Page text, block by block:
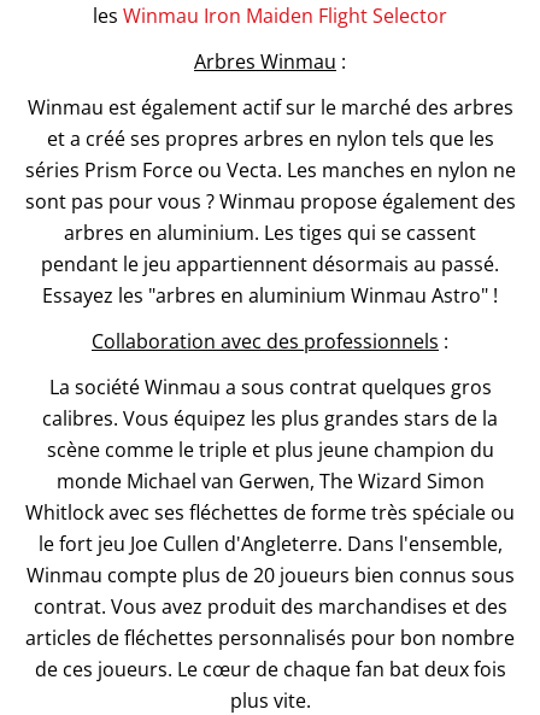
les Winmau Iron Maiden Flight Selector
Arbres Winmau :
Winmau est également actif sur le marché des arbres
et a créé ses propres arbres en nylon tels que les
séries Prism Force ou Vecta. Les manches en nylon ne
sont pas pour vous ? Winmau propose également des
arbres en aluminium. Les tiges qui se cassent
pendant le jeu appartiennent désormais au passé.
Essayez les "arbres en aluminium Winmau Astro" !
Collaboration avec des professionnels :
La société Winmau a sous contrat quelques gros
calibres. Vous équipez les plus grandes stars de la
scène comme le triple et plus jeune champion du
monde Michael van Gerwen, The Wizard Simon
Whitlock avec ses fléchettes de forme très spéciale ou
le fort jeu Joe Cullen d'Angleterre. Dans l'ensemble,
Winmau compte plus de 20 joueurs bien connus sous
contrat. Vous avez produit des marchandises et des
articles de fléchettes personnalisés pour bon nombre
de ces joueurs. Le cœur de chaque fan bat deux fois
plus vite.